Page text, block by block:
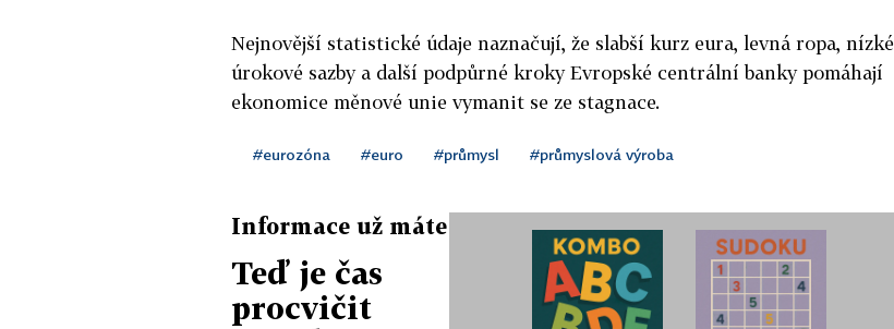
Nejnovější statistické údaje naznačují, že slabší kurz eura, levná ropa, nízké
úrokové sazby a další podpůrné kroky Evropské centrální banky pomáhají
ekonomice měnové unie vymanit se ze stagnace.
#eurozóna #euro #průmysl #průmyslová výroba
Informace už máte
Teď je čas
procvičit